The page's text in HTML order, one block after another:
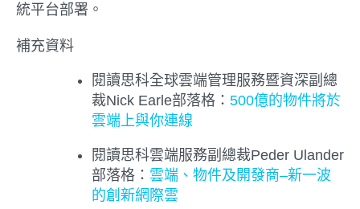
統平台部署。
補充資料
閱讀思科全球雲端管理服務暨資深副總
裁Nick Earle部落格： 500億的物件將於
雲端上與你連線
閱讀思科雲端服務副總裁Peder Ulander
部落格： 雲端、物件及開發商–新一波
的創新網際雲